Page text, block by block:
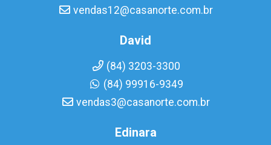
vendas12@casanorte.com.br
David
(84) 3203-3300
(84) 99916-9349
vendas3@casanorte.com.br
Edinara